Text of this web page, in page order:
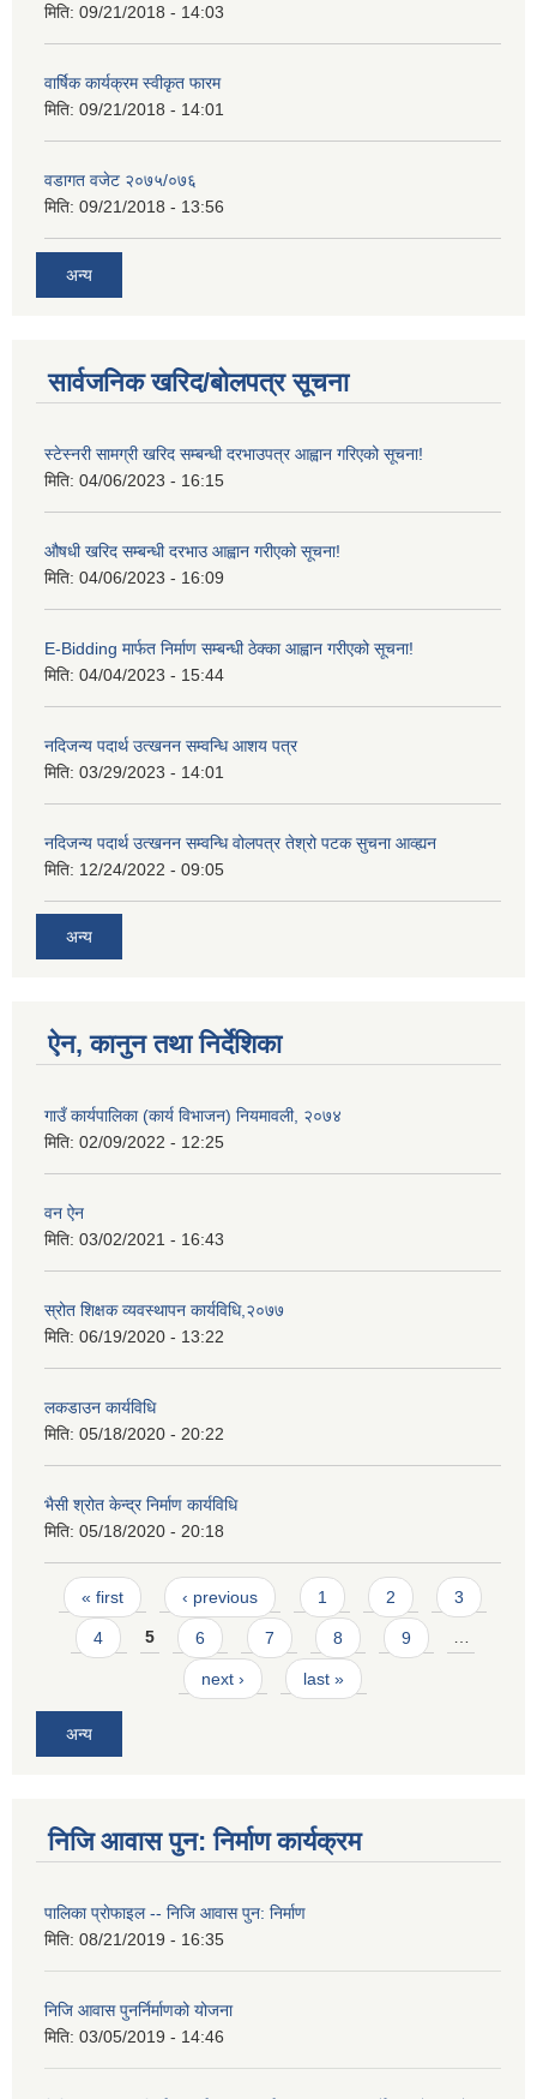
मिति: 09/21/2018 - 14:03
वार्षिक कार्यक्रम स्वीकृत फारम
मिति: 09/21/2018 - 14:01
वडागत वजेट २०७५/०७६
मिति: 09/21/2018 - 13:56
अन्य
सार्वजनिक खरिद/बोलपत्र सूचना
स्टेस्नरी सामग्री खरिद सम्बन्धी दरभाउपत्र आह्वान गरिएको सूचना!
मिति: 04/06/2023 - 16:15
औषधी खरिद सम्बन्धी दरभाउ आह्वान गरीएको सूचना!
मिति: 04/06/2023 - 16:09
E-Bidding मार्फत निर्माण सम्बन्धी ठेक्का आह्वान गरीएको सूचना!
मिति: 04/04/2023 - 15:44
नदिजन्य पदार्थ उत्खनन सम्वन्धि आशय पत्र
मिति: 03/29/2023 - 14:01
नदिजन्य पदार्थ उत्खनन सम्वन्धि वोलपत्र तेश्रो पटक सुचना आव्ह्यन
मिति: 12/24/2022 - 09:05
अन्य
ऐन, कानुन तथा निर्देशिका
गाउँ कार्यपालिका (कार्य विभाजन) नियमावली, २०७४
मिति: 02/09/2022 - 12:25
वन ऐन
मिति: 03/02/2021 - 16:43
स्रोत शिक्षक व्यवस्थापन कार्यविधि,२०७७
मिति: 06/19/2020 - 13:22
लकडाउन कार्यविधि
मिति: 05/18/2020 - 20:22
भैसी श्रोत केन्द्र निर्माण कार्यविधि
मिति: 05/18/2020 - 20:18
Pages
« first ‹ previous 1 2 3
4 5 6 7 8 9 …
next › last »
अन्य
निजि आवास पुन: निर्माण कार्यक्रम
पालिका प्राेफाइल -- निजि आवास पुन: निर्माण
मिति: 08/21/2019 - 16:35
निजि आवास पुनर्निर्माणको योजना
मिति: 03/05/2019 - 14:46